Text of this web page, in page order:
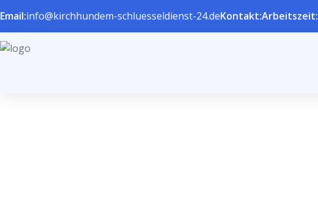
Email:info@kirchhundem-schluesseldienst-24.deKontakt:Arbeitszeit: